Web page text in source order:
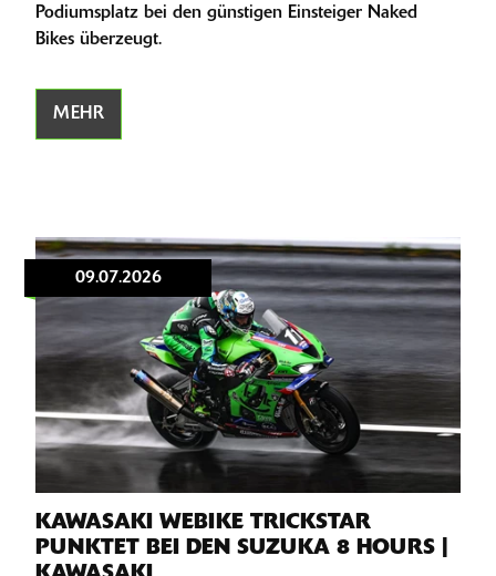
Podiumsplatz bei den günstigen Einsteiger Naked
Bikes überzeugt.
MEHR
09.07.2026
KAWASAKI WEBIKE TRICKSTAR
PUNKTET BEI DEN SUZUKA 8 HOURS |